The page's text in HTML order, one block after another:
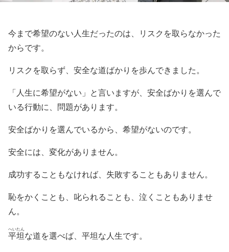
今まで希望のない人生だったのは、リスクを取らなかった
からです。
リスクを取らず、安全な道ばかりを歩んできました。
「人生に希望がない」と言いますが、安全ばかりを選んで
いる行動に、問題があります。
安全ばかりを選んでいるから、希望がないのです。
安全には、変化がありません。
成功することもなければ、失敗することもありません。
恥をかくことも、叱られることも、泣くこともありませ
ん。
平坦
へいたん
な道を選べば、平坦な人生です。